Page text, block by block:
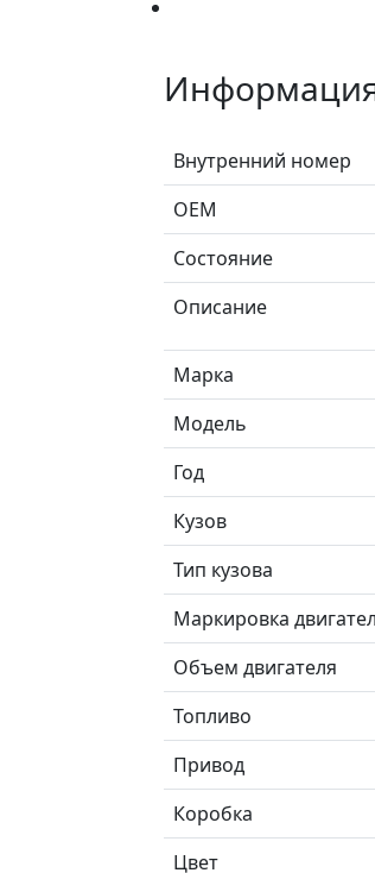
Внутренний номер
ОЕМ
Состояние
Описание
Марка
Модель
Год
Кузов
Тип кузова
Маркировка
Объем двигателя
Топливо
Привод
Коробка
Цвет